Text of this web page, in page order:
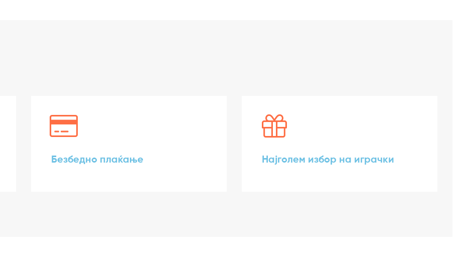
Безбедно плаќање Најголем избор на играчки